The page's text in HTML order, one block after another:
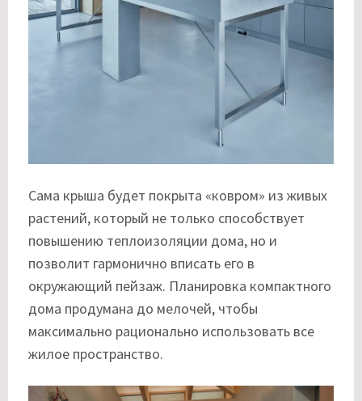
Сама крыша будет покрыта «ковром» из живых
растений, который не только способствует
повышению теплоизоляции дома, но и
позволит гармонично вписать его в
окружающий пейзаж. Планировка компактного
дома продумана до мелочей, чтобы
максимально рационально использовать все
жилое пространство.